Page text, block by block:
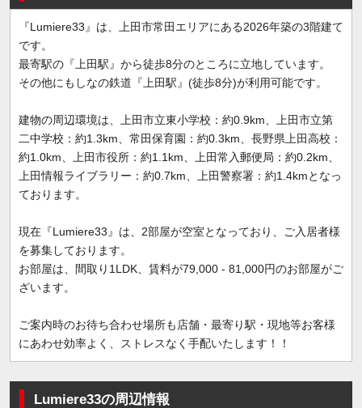
『Lumiere33』は、上田市常田エリアにある2026年築の3階建て
です。
最寄駅の『上田駅』から徒歩8分のところに立地しています。
その他にもしなの鉄道『上田駅』(徒歩8分)が利用可能です。
建物の周辺環境は、上田市立東小学校：約0.9km、上田市立第
二中学校：約1.3km、常田保育園：約0.3km、長野県上田高校：
約1.0km、上田市役所：約1.1km、上田常入郵便局：約0.2km、
上田情報ライブラリー：約0.7km、上田警察署：約1.4kmとなっ
ております。
現在『Lumiere33』は、2部屋が空室となっており、ご入居者様
を募集しております。
お部屋は、間取り1LDK、賃料が79,000 - 81,000円のお部屋がご
ざいます。
ご案内時のお待ち合わせ場所も店舗・最寄り駅・現地等お客様
にあわせ効率よく、ストレスなく手配いたします！！
Lumiere33の周辺情報